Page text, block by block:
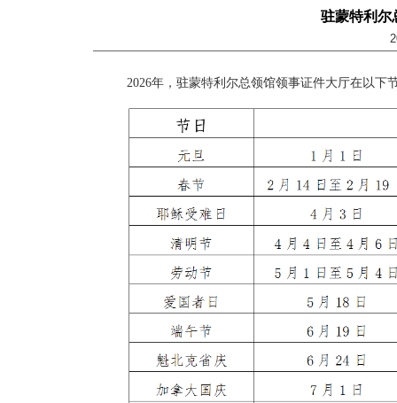
驻蒙特利尔
2026年，驻蒙特利尔总领馆领事证件大厅在以下